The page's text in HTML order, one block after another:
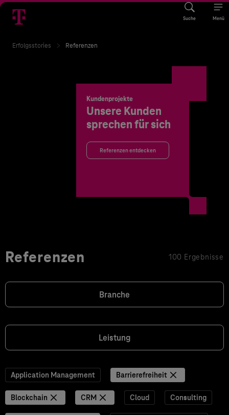
Suche Menü
Erfolgsstories Referenzen
Kundenprojekte
Unsere Kunden
sprechen für sich
Referenzen entdecken
Referenzen 100 Ergebnisse
Branche
Leistung
Application Management Barrierefreiheit
Blockchain CRM Cloud Consulting